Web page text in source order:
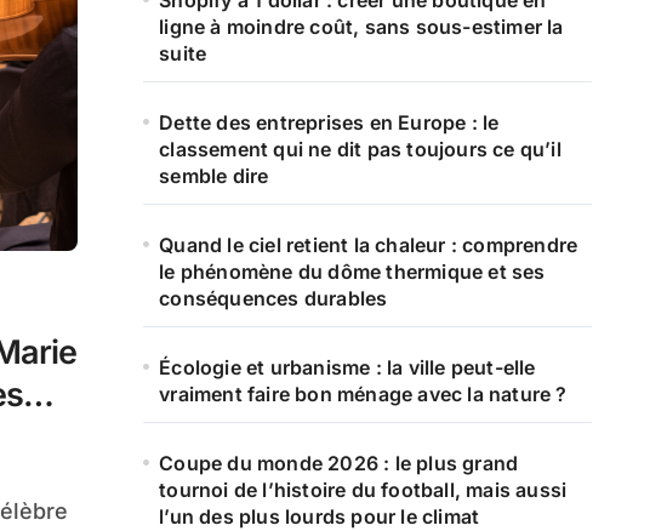
ligne à moindre coût, sans sous-estimer la
suite
Dette des entreprises en Europe : le
classement qui ne dit pas toujours ce qu’il
semble dire
Quand le ciel retient la chaleur : comprendre
le phénomène du dôme thermique et ses
conséquences durables
Écologie et urbanisme : la ville peut-elle
vraiment faire bon ménage avec la nature ?
Coupe du monde 2026 : le plus grand
tournoi de l’histoire du football, mais aussi
l’un des plus lourds pour le climat